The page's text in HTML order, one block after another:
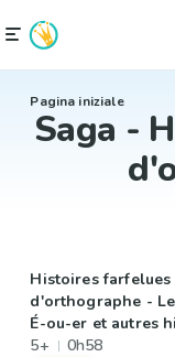
Pagina iniziale
Saga -
Histoires farfelues
d'orthographe -
É-ou-er et autres
5+
0h58